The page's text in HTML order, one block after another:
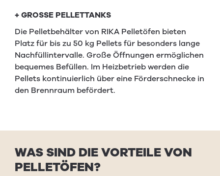
+GROSSE PELLETTANKS
Die Pelletbehälter von RIKA Pelletöfen bieten
Platz für bis zu 50 kg Pellets für besonders lange
Nachfüllintervalle. Große Öffnungen ermöglichen
bequemes Befüllen. Im Heizbetrieb werden die
Pellets kontinuierlich über eine Förderschnecke in
den Brennraum befördert.
WAS SIND DIEVORTEILEVON
PEL­LETÖFEN?